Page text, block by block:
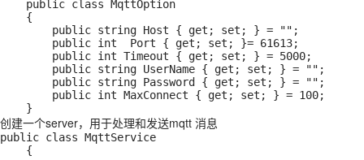
    }
创建一个server，用于处理和发送mqtt 消息
public class MqttService